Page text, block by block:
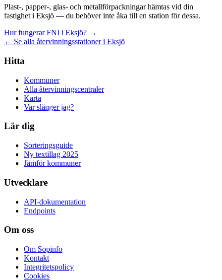
Plast-, papper-, glas- och metallförpackningar hämtas vid din
fastighet i Eksjö — du behöver inte åka till en station för dessa.
Hur fungerar FNI i Eksjö? →
← Se alla återvinningsstationer i Eksjö
Hitta
Kommuner
Alla återvinningscentraler
Karta
Var slänger jag?
Lär dig
Sorteringsguide
Ny textillag 2025
Jämför kommuner
Utvecklare
API-dokumentation
Endpoints
Om oss
Om Sopinfo
Kontakt
Integritetspolicy
Cookies